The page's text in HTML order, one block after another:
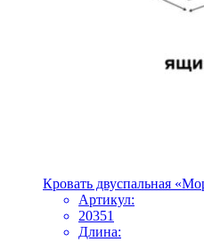
Кровать двуспальная
Артикул:
20351
Длина: